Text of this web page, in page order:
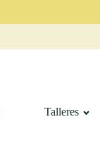
Talleres